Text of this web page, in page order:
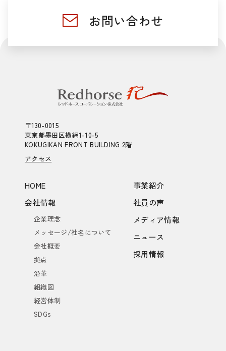
お問い合わせ
〒130-0015
東京都墨田区横網1-10-5
KOKUGIKAN FRONT BUILDING 2階
アクセス
HOME
会社情報
企業理念
メッセージ/社名について
会社概要
拠点
沿革
組織図
経営体制
SDGs
事業紹介
社員の声
メディア情報
ニュース
採用情報